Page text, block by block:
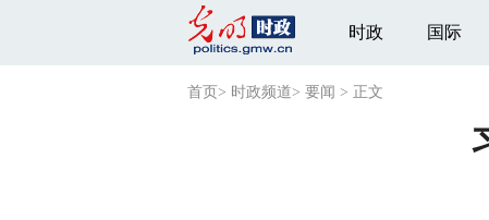
时政 国际
首页 > 时政频道> 要闻 > 正文